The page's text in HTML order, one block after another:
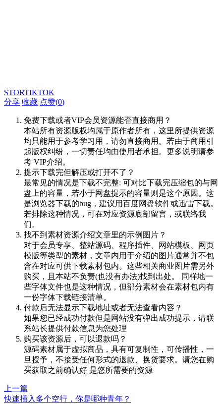
STORTIKTOK
分享 收藏 点赞(0)
免费下载或者VIP会员资源能否直接商用？
本站所有资源版权均属于原作者所有，这里所提供资源
均只能用于参考学习用，请勿直接商用。若由于商用引
起版权纠纷，一切责任均由使用者承担。更多说明请参
考 VIP介绍。
提示下载完但解压或打开不了？
最常见的情况是下载不完整: 可对比下载完压缩包的与网
盘上的容量，若小于网盘提示的容量则是这个原因。这
是浏览器下载的bug，建议用百度网盘软件或迅雷下载。
若排除这种情况，可在对应资源底部留言，或联络我
们。
找不到素材资源介绍文章里的示例图片？
对于会员专享、整站源码、程序插件、网站模板、网页
模版等类型的素材，文章内用于介绍的图片通常并不包
含在对应可供下载素材包内。这些相关商业图片需另外
购买，且本站不负责(也没有办法)找到出处。 同样地一
些字体文件也是这种情况，但部分素材会在素材包内有
一份字体下载链接清单。
付款后无法显示下载地址或者无法查看内容？
如果您已经成功付款但是网站没有弹出成功提示，请联
系站长提供付款信息为您处理
购买该资源后，可以退款吗？
源码素材属于虚拟商品，具有可复制性，可传播性，一
旦授予，不接受任何形式的退款、换货要求。请您在购
买获取之前确认好 是您所需要的资源
上一篇
快速插入多个空行，你是哪种青年？